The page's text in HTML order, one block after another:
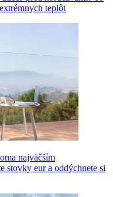
teplôt
najväčším
stovky eur a oddýchnete si